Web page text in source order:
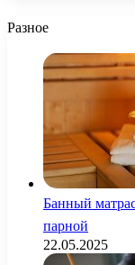
Разное
Банный
парной
22.05.2025